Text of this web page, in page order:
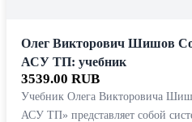
Олег Викторович Шишов
АСУ ТП: учебник
3539.00 RUB
Учебник Олега Викторовича
АСУ ТП» представляет собой